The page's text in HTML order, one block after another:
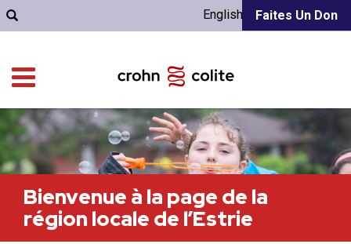
Faites Un Don
English
Bienvenue à la page de la
région locale de l’Estrie